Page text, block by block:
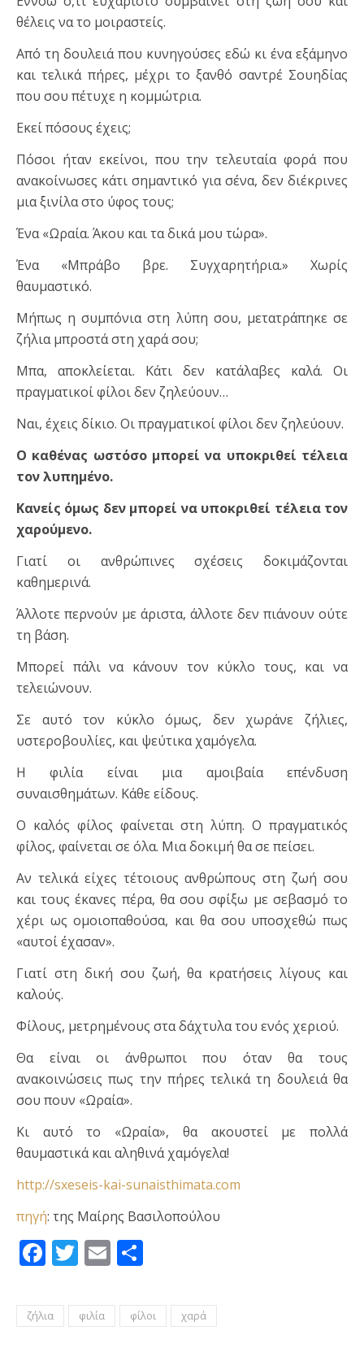
θέλεις να το μοιραστείς.
Από τη δουλειά που κυνηγούσες εδώ κι ένα εξάμηνο
και τελικά πήρες, μέχρι το ξανθό σαντρέ Σουηδίας
που σου πέτυχε η κομμώτρια.
Εκεί πόσους έχεις;
Πόσοι ήταν εκείνοι, που την τελευταία φορά που
ανακοίνωσες κάτι σημαντικό για σένα, δεν διέκρινες
μια ξινίλα στο ύφος τους;
Ένα «Ωραία. Άκου και τα δικά μου τώρα».
Ένα «Μπράβο βρε. Συγχαρητήρια.» Χωρίς
θαυμαστικό.
Μήπως η συμπόνια στη λύπη σου, μετατράπηκε σε
ζήλια μπροστά στη χαρά σου;
Μπα, αποκλείεται. Κάτι δεν κατάλαβες καλά. Οι
πραγματικοί φίλοι δεν ζηλεύουν…
Ναι, έχεις δίκιο. Οι πραγματικοί φίλοι δεν ζηλεύουν.
Ο καθένας ωστόσο μπορεί να υποκριθεί τέλεια
τον λυπημένο.
Κανείς όμως δεν μπορεί να υποκριθεί τέλεια τον
χαρούμενο.
Γιατί οι ανθρώπινες σχέσεις δοκιμάζονται
καθημερινά.
Άλλοτε περνούν με άριστα, άλλοτε δεν πιάνουν ούτε
τη βάση.
Μπορεί πάλι να κάνουν τον κύκλο τους, και να
τελειώνουν.
Σε αυτό τον κύκλο όμως, δεν χωράνε ζήλιες,
υστεροβουλίες, και ψεύτικα χαμόγελα.
Η φιλία είναι μια αμοιβαία επένδυση
συναισθημάτων. Κάθε είδους.
Ο καλός φίλος φαίνεται στη λύπη. Ο πραγματικός
φίλος, φαίνεται σε όλα. Μια δοκιμή θα σε πείσει.
Αν τελικά είχες τέτοιους ανθρώπους στη ζωή σου
και τους έκανες πέρα, θα σου σφίξω με σεβασμό το
χέρι ως ομοιοπαθούσα, και θα σου υποσχεθώ πως
«αυτοί έχασαν».
Γιατί στη δική σου ζωή, θα κρατήσεις λίγους και
καλούς.
Φίλους, μετρημένους στα δάχτυλα του ενός χεριού.
Θα είναι οι άνθρωποι που όταν θα τους
ανακοινώσεις πως την πήρες τελικά τη δουλειά θα
σου πουν «Ωραία».
Κι αυτό το «Ωραία», θα ακουστεί με πολλά
θαυμαστικά και αληθινά χαμόγελα!
http://sxeseis-kai-sunaisthimata.com
πηγή: της Μαίρης Βασιλοπούλου
Facebook
Twitter
Email
ζήλια φιλία φίλοι χαρά